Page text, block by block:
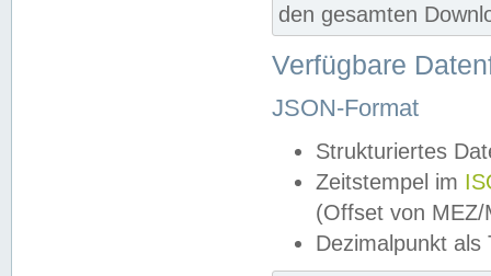
den gesamten
Verfügbare
JSON-Format
Strukturiertes
Zeitstempel im
(Offset von MEZ/
Dezimalpunkt als